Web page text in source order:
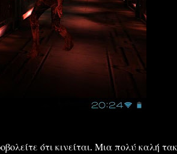
ότι κινείται. Μια πολύ καλή